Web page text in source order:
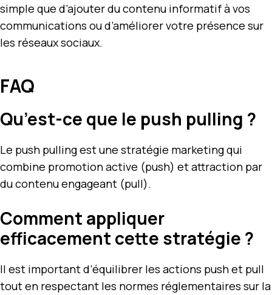
simple que d’ajouter du contenu informatif à vos
communications ou d’améliorer votre présence sur
les réseaux sociaux.
FAQ
Qu’est-ce que le push pulling ?
Le push pulling est une stratégie marketing qui
combine promotion active (push) et attraction par
du contenu engageant (pull).
Comment appliquer
efficacement cette stratégie ?
Il est important d’équilibrer les actions push et pull
tout en respectant les normes réglementaires sur la